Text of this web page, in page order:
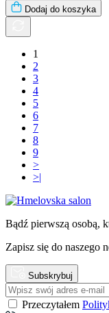
Dodaj do koszyka
1
2
3
4
5
6
7
8
9
>
>|
Bądź pierwszą osobą,
Zapisz się do naszego
Subskrybuj
Przeczytałem